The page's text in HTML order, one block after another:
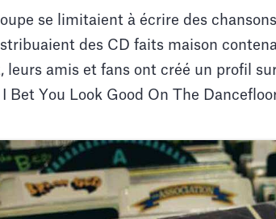
se limitaient à écrire des
des CD faits maison
leurs amis et fans ont créé un profil
Bet You Look Good On The